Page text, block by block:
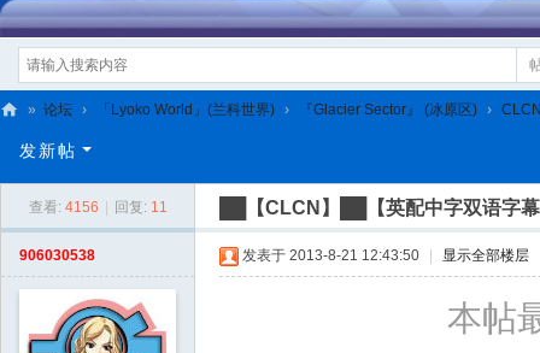
L
» 论坛 › 「Lyoko World」(兰科世界) › 『Glacier Sector』 (冰原区) ›
发新帖
查看: 4156 回复: 11 ██【CLCN】██【英配中字双语字
906030538 发表于 2013-8-21 12:43:50 显示全部楼层
本帖